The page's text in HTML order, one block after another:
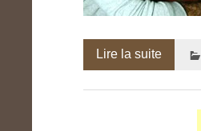
Lire la suite